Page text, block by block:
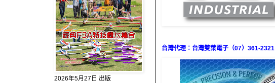
台灣代理：台灣雙葉電子（07）361-2321
2026年5月27日 出版